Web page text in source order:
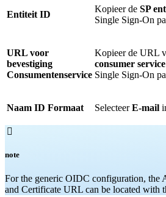
Entiteit ID
Kopieer de SP
Single Sign-On
URL voor
bevestiging
Consumentenservice
Kopieer de URL
consumer
Single Sign-On
Naam ID Formaat SelecteerE-mail

note
For the generic OIDC configuration,
and Certificate URL can be located